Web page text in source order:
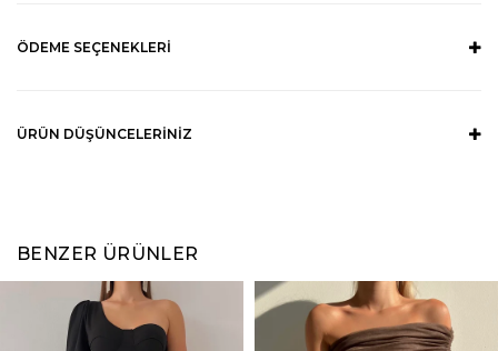
ÖDEME SEÇENEKLERI
ÜRÜN DÜŞÜNCELERINIZ
BENZER ÜRÜNLER